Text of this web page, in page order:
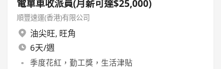
電單車收派員(月薪可達$25,000)
順豐速運(香港)有限公司
油尖旺, 旺角
6天/週
季度花紅，勤工獎，生活津貼